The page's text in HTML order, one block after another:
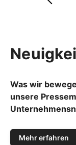
Was wir
unsere
Mehr erfahren